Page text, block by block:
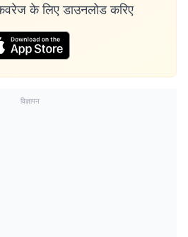
के लिए डाउनलोड करिए
विज्ञापन